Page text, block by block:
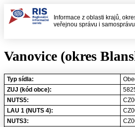
Informace z oblasti krajů,
veřejnou správu i
Vanovice (okres
Typ sídla:
ZUJ (kód obce):
NUTS5:
LAU 1 (NUTS 4):
NUTS3: